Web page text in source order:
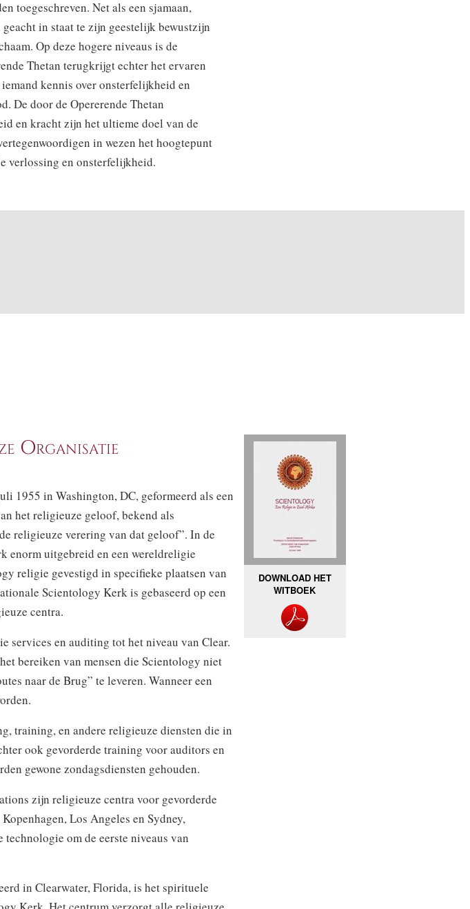
toegeschreven. Net als een sjamaan,
in staat te zijn geestelijk bewustzijn
Op deze hogere niveaus is de
Thetan terugkrijgt echter het ervaren
kennis over onsterfelijkheid en
De door de Opererende Thetan
en kracht zijn het ultieme doel van de
in wezen het hoogtepunt
verlossing en onsterfelijkheid.
Organisatie
1955 in Washington, DC, geformeerd als een
het religieuze geloof, bekend als
religieuze verering van dat geloof”. In de
enorm uitgebreid en een wereldreligie
religie gevestigd in specifieke plaatsen van
Scientology Kerk is gebaseerd op een
centra.
services en auditing tot het niveau van Clear.
bereiken van mensen die Scientology niet
naar de Brug” te leveren. Wanneer een
training, en andere religieuze diensten die in
ook gevorderde training voor auditors en
gewone zondagsdiensten gehouden.
zijn religieuze centra voor gevorderde
Los Angeles en Sydney,
om de eerste niveaus van
in Clearwater, Florida, is het spirituele
DOWNLOAD HET
WITBOEK